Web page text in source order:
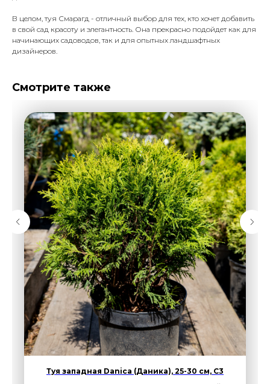
В целом, туя Смарагд - отличный выбор для тех, кто хочет добавить
в свой сад красоту и элегантность. Она прекрасно подойдет как для
начинающих садоводов, так и для опытных ландшафтных
дизайнеров.
Смотрите также
Туя западная Danica (Даника), 25-30 см, С3